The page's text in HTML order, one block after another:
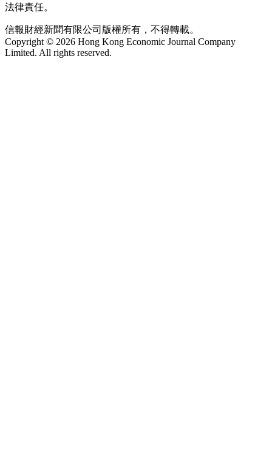
法律責任。
信報財經新聞有限公司版權所有，不得轉載。
Copyright © 2026 Hong Kong Economic Journal Company
Limited. All rights reserved.